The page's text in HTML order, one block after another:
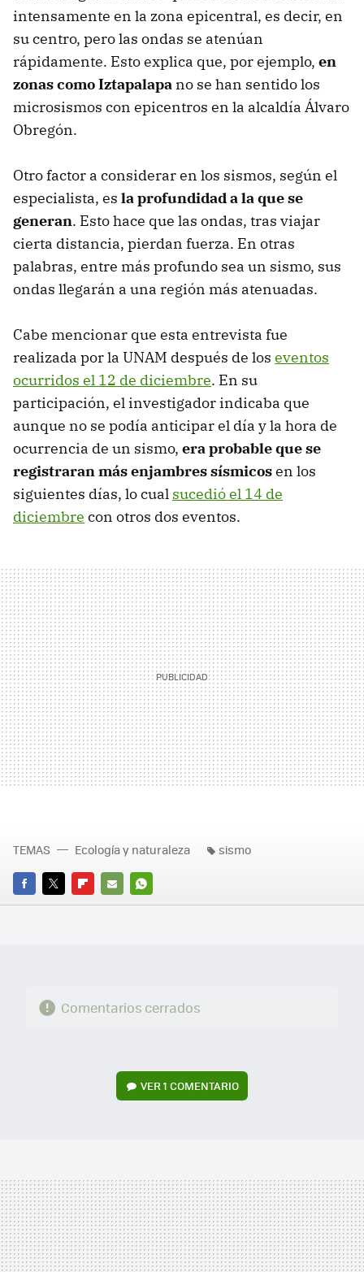
intensamente en la zona epicentral, es decir, en
su centro, pero las ondas se atenúan
rápidamente. Esto explica que, por ejemplo, en
zonas como Iztapalapa no se han sentido los
microsismos con epicentros en la alcaldía Álvaro
Obregón.
Otro factor a considerar en los sismos, según el
especialista, es la profundidad a la que se
generan. Esto hace que las ondas, tras viajar
cierta distancia, pierdan fuerza. En otras
palabras, entre más profundo sea un sismo, sus
ondas llegarán a una región más atenuadas.
Cabe mencionar que esta entrevista fue
realizada por la UNAM después de los eventos
ocurridos el 12 de diciembre. En su
participación, el investigador indicaba que
aunque no se podía anticipar el día y la hora de
ocurrencia de un sismo, era probable que se
registraran más enjambres sísmicosen los
siguientes días, lo cual sucedió el 14 de
diciembre con otros dos eventos.
FACEBOOK
TWITTERFLIPBOARD
E-
WHATSAPP
TEMAS Ecología y naturaleza sismo
Comentarios cerrados
VER1 COMENTARIO